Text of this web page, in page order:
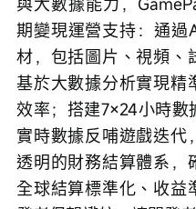
期變現運營支持：通過
材，包括圖片、視頻、
基於大數據分析實現精
效率；搭建7×24小時
實時數據反哺遊戲迭代
透明的財務結算體系，
全球結算標準化、收益